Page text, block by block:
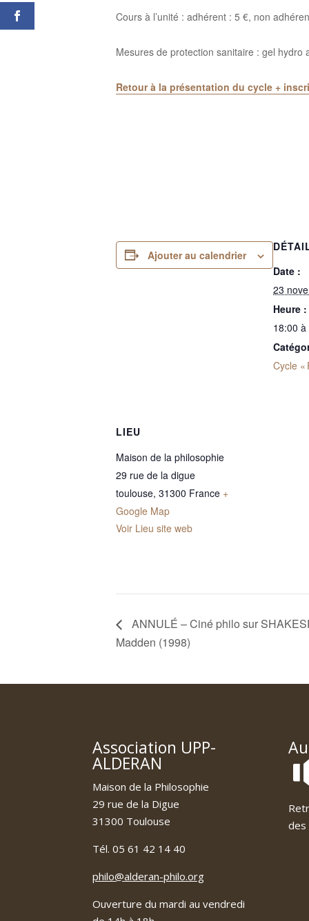
Cours à l’unité : adhérent : 5 €, non
Mesures de protection sanitaire : gel
Retour à la présentation du cycle +
Ajouter au calendrier
Date :
23
Heure :
18:00 à
Cycle «
LIEU
Maison de la philosophie
29 rue de la digue
toulouse, 31300 France +
Google Map
Voir Lieu site web
ANNULÉ – Ciné philo sur
Madden (1998)
Association UPP-
ALDERAN
Maison de la Philosophie
29 rue de la Digue
31300 Toulouse
Tél. 05 61 42 14 40
philo@alderan-philo.org
Ouverture du mardi au vendredi
des